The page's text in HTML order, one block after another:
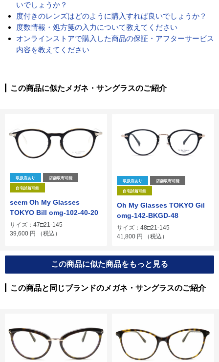
いでしょうか？
度付きのレンズはどのように購入すれば良いでしょうか？
度数情報・処方箋の入力について教えてください
オンラインストアで購入した商品の保証・アフターサービス
内容を教えてください
この商品に似たメガネ・サングラスのご紹介
取扱店あり 店舗取寄可能
自宅試着可能
seem Oh My Glasses
TOKYO Bill omg-102-40-20
サイズ：47□21-145
39,600 円 （税込）
取扱店あり 店舗取寄可能
自宅試着可能
Oh My Glasses TOKYO Gil
omg-142-BKGD-48
サイズ：48□21-145
41,800 円 （税込）
この商品に似た商品をもっと見る
この商品と同じブランドのメガネ・サングラスのご紹介